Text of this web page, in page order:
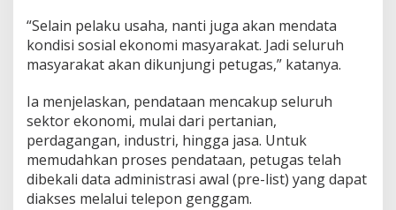
“Selain pelaku usaha, nanti juga akan mendata
kondisi sosial ekonomi masyarakat. Jadi seluruh
masyarakat akan dikunjungi petugas,” katanya.
Ia menjelaskan, pendataan mencakup seluruh
sektor ekonomi, mulai dari pertanian,
perdagangan, industri, hingga jasa. Untuk
memudahkan proses pendataan, petugas telah
dibekali data administrasi awal (pre-list) yang dapat
diakses melalui telepon genggam.